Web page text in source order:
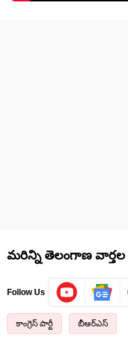
మరిన్ని తెలంగాణ వార్తల
Follow Us
కాంగ్రెస్ పార్టీ బీఆర్ఎస్